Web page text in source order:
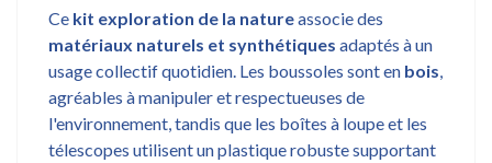
Ce kit exploration de la natureassocie des
matériaux naturels et synthétiques adaptés à un
usage collectif quotidien. Les boussoles sont en bois,
agréables à manipuler et respectueuses de
l'environnement, tandis que les boîtes à loupe et les
télescopes utilisent un plastique robuste supportant